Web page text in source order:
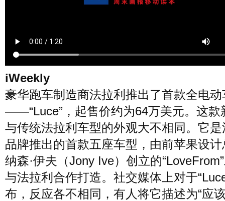
生活 文化 美食 旅游
周末 城市 玩物
短片 时事 潮流 艺术
iWeekly
豪华跑车制造商法拉利推出了首款全电动
——“Luce”，起售价约为64万美元。这款
与传统法拉利车型的外观大不相同。它
品牌推出的首款五座车型，由前苹果设
纳森·伊夫（Jony Ive）创立的
与法拉利合作打造。社交媒体上对于
布，反应各不相同，有人将它描述为“应